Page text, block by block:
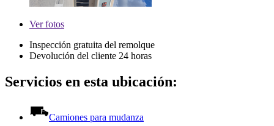
Verfotos
Inspección gratuita del remolque
Devolución del cliente 24 horas
Servicios en esta ubicación:
Camiones para mudanza